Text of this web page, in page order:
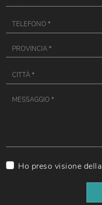
Ho preso visione della